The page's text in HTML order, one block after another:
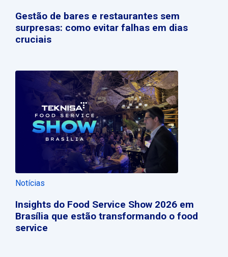
Gestão de bares e restaurantes sem
surpresas: como evitar falhas em dias
cruciais
Notícias
Insights do Food Service Show 2026 em
Brasília que estão transformando o food
service